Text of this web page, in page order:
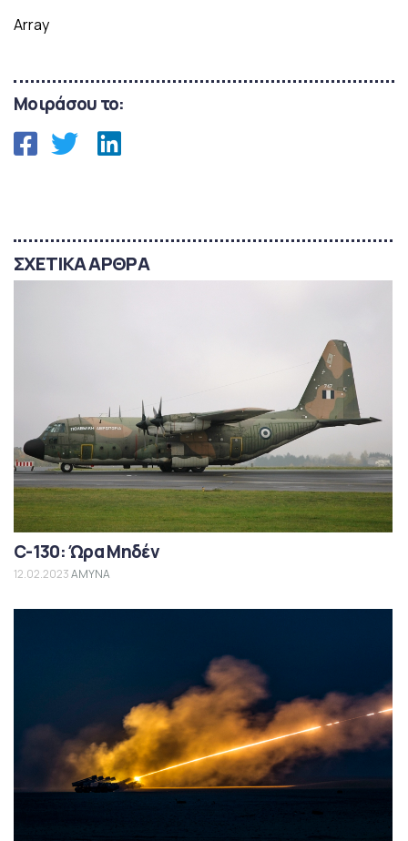
Array
Μοιράσου το:
ΣΧΕΤΙΚΑ ΑΡΘΡΑ
C-130: Ώρα Μηδέν
12.02.2023ΑΜΥΝΑ